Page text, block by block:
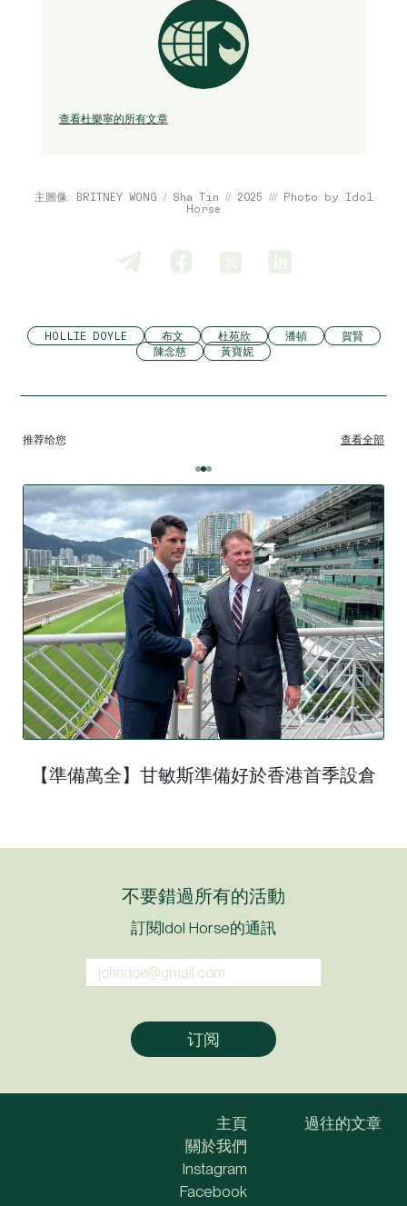
查看杜樂寧的所有文章
主圖像: BRITNEY WONG / Sha Tin // 2025 /// Photo by Idol
Horse
HOLLIE DOYLE 布文 杜苑欣 潘頓
賀賢
陳念慈
黃寶妮
推荐给您 查看全部
【準備萬全】甘敏斯準備好於香港首季設倉
不要錯過所有的活動
訂閱Idol Horse的通訊
主頁
關於我們
過往的文章
Instagram
Facebook